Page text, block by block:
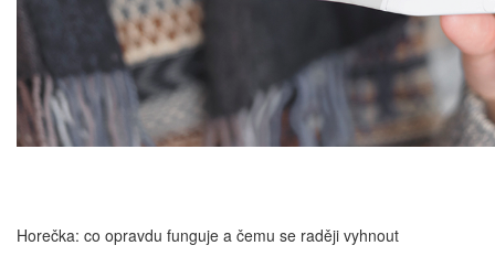
Horečka: co opravdu funguje a čemu se raději vyhnout